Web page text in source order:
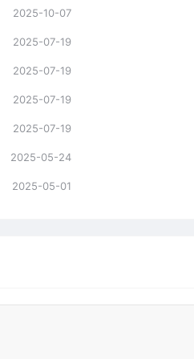
2025-10-07
2025-07-19
2025-07-19
2025-07-19
2025-07-19
2025-05-24
2025-05-01